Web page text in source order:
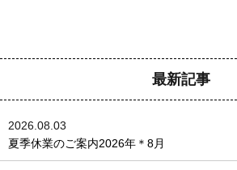
最新記事
2026.08.03
夏季休業のご案内2026年＊8月